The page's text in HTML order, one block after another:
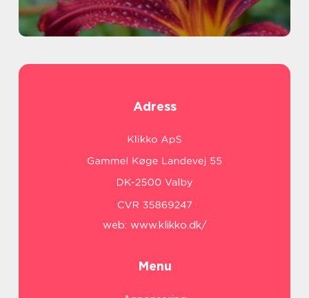
Adress
web: www.klikko.dk/
Menu